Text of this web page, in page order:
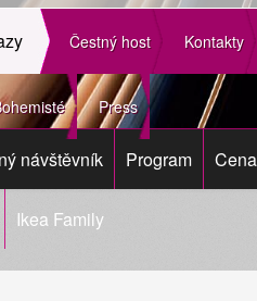
Čestný host Kontakty
Press
návštěvník Program
Ikea Family